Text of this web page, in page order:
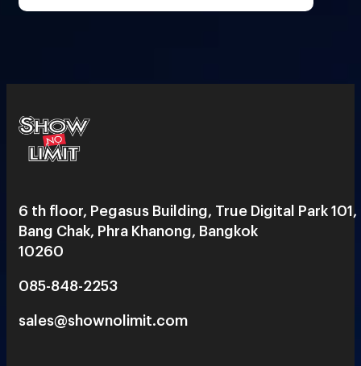
6 th floor, Pegasus Building, True Digital Park 101,
Bang Chak, Phra Khanong, Bangkok
10260
085-848-2253
sales@shownolimit.com